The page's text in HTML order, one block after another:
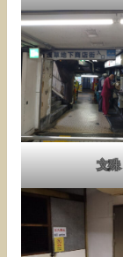
文殊